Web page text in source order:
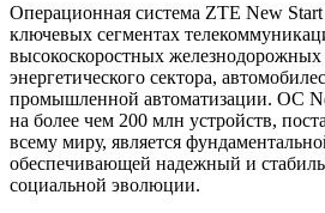
Операционная система ZTE New
ключевых сегментах
высокоскоростных железнодорожных
энергетического сектора,
промышленной автоматизации. ОС
на более чем 200 млн устройств,
всему миру, является
обеспечивающей надежный и
социальной эволюции.